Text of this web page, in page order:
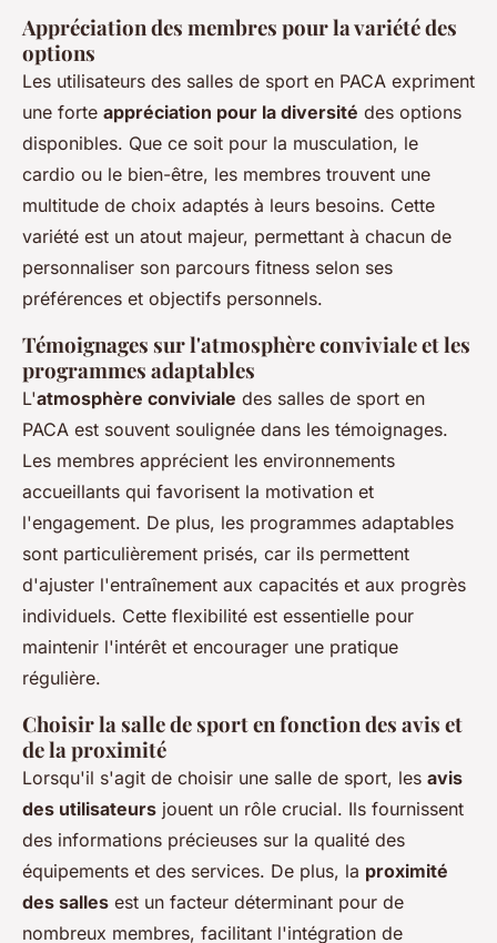
Appréciation des membres pour la variété des
options
Les utilisateurs des salles de sport en PACA expriment
une forte appréciation pour la diversité des options
disponibles. Que ce soit pour la musculation, le
cardio ou le bien-être, les membres trouvent une
multitude de choix adaptés à leurs besoins. Cette
variété est un atout majeur, permettant à chacun de
personnaliser son parcours fitness selon ses
préférences et objectifs personnels.
Témoignages sur l'atmosphère conviviale et les
programmes adaptables
L'atmosphère conviviale des salles de sport en
PACA est souvent soulignée dans les témoignages.
Les membres apprécient les environnements
accueillants qui favorisent la motivation et
l'engagement. De plus, les programmes adaptables
sont particulièrement prisés, car ils permettent
d'ajuster l'entraînement aux capacités et aux progrès
individuels. Cette flexibilité est essentielle pour
maintenir l'intérêt et encourager une pratique
régulière.
Choisir la salle de sport en fonction des avis et
de la proximité
Lorsqu'il s'agit de choisir une salle de sport, les avis
des utilisateurs jouent un rôle crucial. Ils fournissent
des informations précieuses sur la qualité des
équipements et des services. De plus, la proximité
des salles est un facteur déterminant pour de
nombreux membres, facilitant l'intégration de